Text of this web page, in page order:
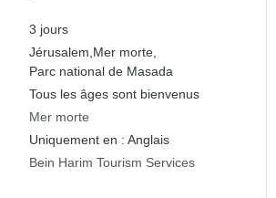
3 jours
Jérusalem, Mer morte,
Parc national de Masada
Tous les âges sont bienvenus
Mer morte
Uniquement en : Anglais
Bein Harim Tourism Services